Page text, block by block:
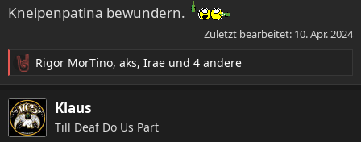
Kneipenpatina bewundern.
Zuletzt bearbeitet: 10. Apr. 2024
R
e
a
k
t
Rigor MorTino, aks, Irae und 4 andere
Klaus
Till Deaf Do Us Part